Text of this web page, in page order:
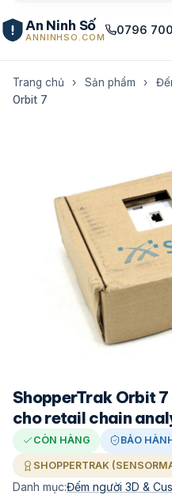
An Ninh Số
ANNINHSO.COM
0796
Trang chủ › Sản phẩm ›
Orbit 7
ShopperTrak Orbit
cho retail chain
CÒN HÀNG BẢO
SHOPPERTRAK
Danh mục:Đếm người 3D &